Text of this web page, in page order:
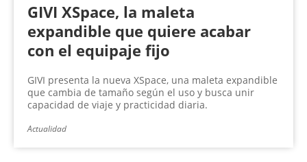
GIVI XSpace, la maleta
expandible que quiere acabar
con el equipaje fijo
GIVI presenta la nueva XSpace, una maleta expandible
que cambia de tamaño según el uso y busca unir
capacidad de viaje y practicidad diaria.
Actualidad